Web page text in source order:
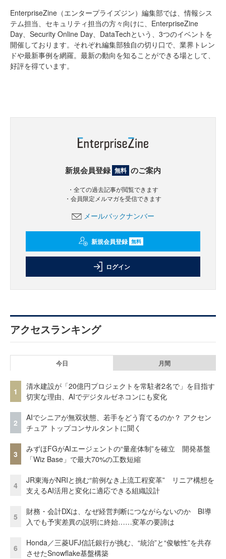
EnterpriseZine（エンタープライズジン）編集部では、情報シス
テム担当、セキュリティ担当の方々向けに、EnterpriseZine
Day、Security Online Day、DataTechという、3つのイベントを
開催しております。それぞれ編集部独自の切り口で、業界トレン
ドや最新事例を網羅。最新の動向を知ることができる場として、
好評を得ています。
新規会員登録 無料 のご案内
・全ての過去記事が閲覧できます
・会員限定メルマガを受信できます
メールバックナンバー
新規会員登録 無料
ログイン
アクセスランキング
今日 月間
1
清水建設が「20億円プロジェクトを常駐者2名で」を目指す
切実な理由、AIでデジタルゼネコンにも変化
2
AIでシニアが無双状態、若手をどう育てるのか？ アクセン
チュア トップコンサルタントに聞く
3
みずほFGがAIエージェントの“量産体制”を確立 開発基盤
「Wiz Base」で最大70%の工数短縮
4
JR東海がNRIと挑む“前例なき上流工程変革” リニア構想を
支えるAI活用と変化に適応できる組織設計
5
財務・会計DXは、なぜ経営判断につながらないのか BI導
入でも予実差異の説明に終始……変革の要諦は
6
Honda／三菱UFJ信託銀行が挑む、“統治”と“俊敏性”を共存
させたSnowflake基盤構築